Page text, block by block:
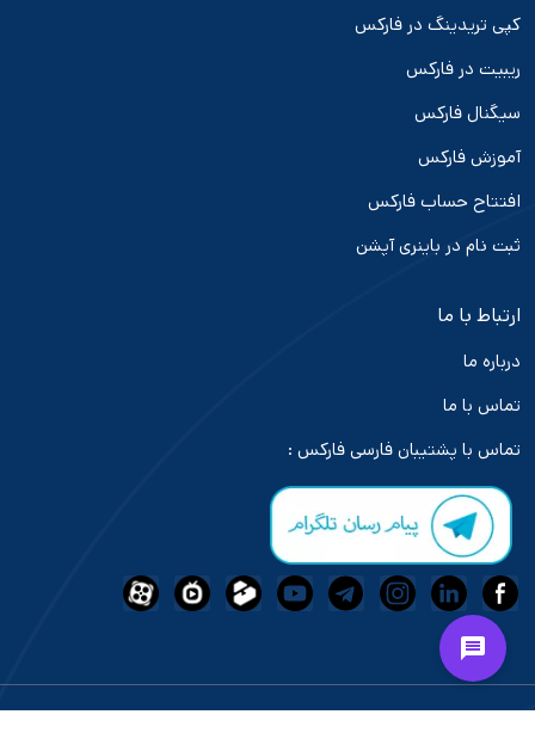
کپی تریدینگ در فارکس
ریبیت در فارکس
سیگنال فارکس
آموزش فارکس
افتتاح حساب فارکس
ثبت نام در باینری آپشن
ارتباط با ما
درباره ما
تماس با ما
تماس با پشتیبان فارسی فارکس :